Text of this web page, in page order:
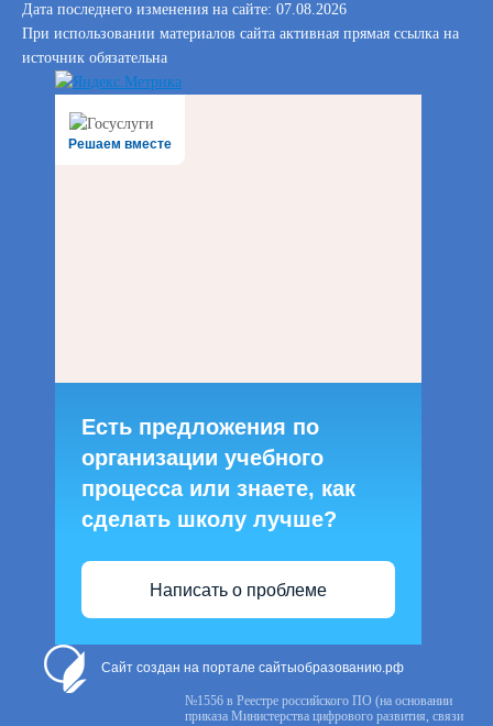
Дата последнего изменения на сайте: 07.08.2026
При использовании материалов сайта активная прямая ссылка на
источник обязательна
Решаем вместе
Есть предложения по
организации учебного
процесса или знаете, как
сделать школу лучше?
Написать о проблеме
Сайт создан на портале сайтыобразованию.рф
№1556 в Реестре российского ПО (на основании
приказа Министерства цифрового развития, связи